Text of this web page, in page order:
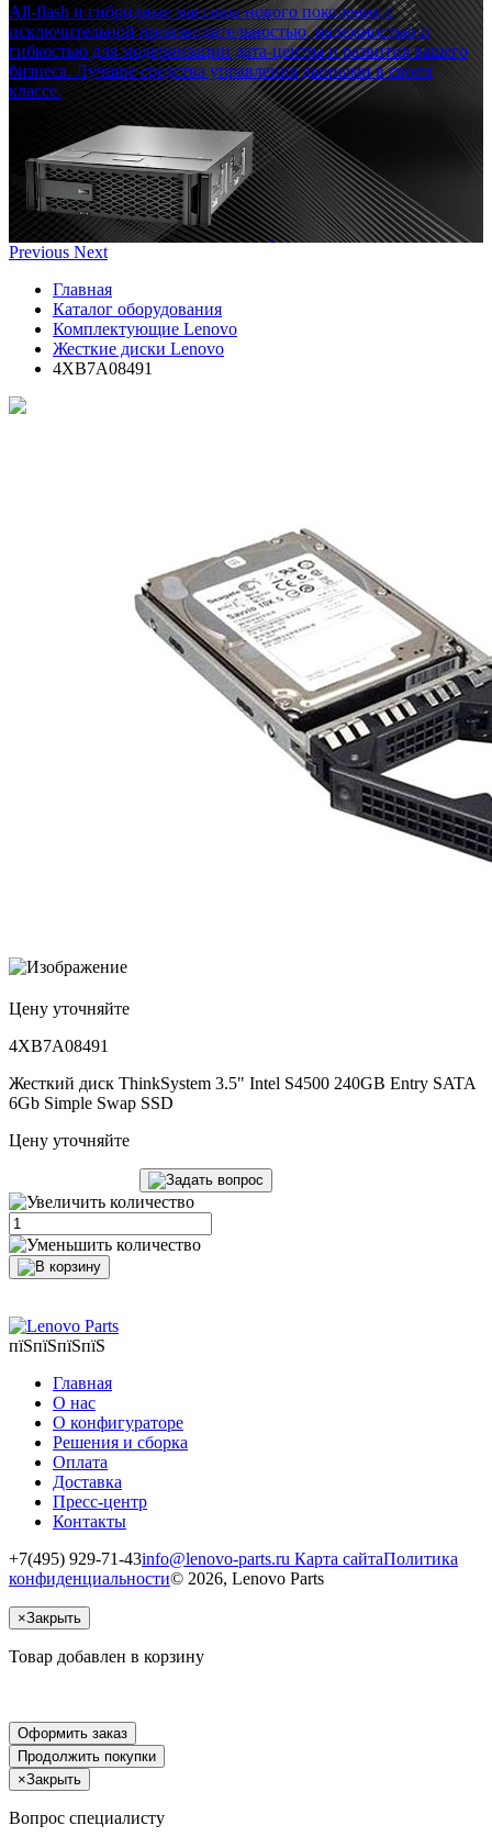
All-flash и гибридные массивы нового поколения с
исключительной производительностью, надежностью и
гибкостью для модернизации дата-центра и развития вашего
бизнеса. Лучшие средства управления данными в своем
классе.
Previous Next
Главная
Каталог оборудования
Комплектующие Lenovo
Жесткие диски Lenovo
4XB7A08491
Цену уточняйте
4XB7A08491
Жесткий диск ThinkSystem 3.5" Intel S4500 240GB Entry SATA
6Gb Simple Swap SSD
Цену уточняйте
пїЅпїЅпїЅпїЅ
Главная
О нас
О конфигураторе
Решения и сборка
Оплата
Доставка
Пресс-центр
Контакты
+7(495) 929-71-43info@lenovo-parts.ru Карта сайтаПолитика
конфиденциальности© 2026, Lenovo Parts
×Закрыть
Товар добавлен в корзину
Оформить заказ
Продолжить покупки
×Закрыть
Вопрос специалисту